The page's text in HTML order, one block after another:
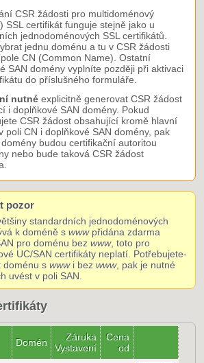
CSR žádosti pro multidoménový
SSL certifikát funguje stejně jako u
jednodoménových SSL certifikátů.
jednu doménu a tu v CSR žádosti
CN (Common Name). Ostatní
SAN domény vyplníte později při aktivaci
do příslušného formuláře.
nutné explicitně generovat CSR žádost
i doplňkové SAN domény. Pokud
CSR žádost obsahující kromě hlavní
poli CN i doplňkové SAN domény, pak
budou certifikační autoritou
nebo bude taková CSR žádost
pozor
standardních jednodoménových
k doméně swwwpřidána zdarma
pro doménu bez www, toto pro
UC/SAN certifikáty neplatí. Potřebujete-
doménu swwwi bez www, pak je nutné
uvést v poli SAN.
Domén
Záruka
Vystavení
Cena
od